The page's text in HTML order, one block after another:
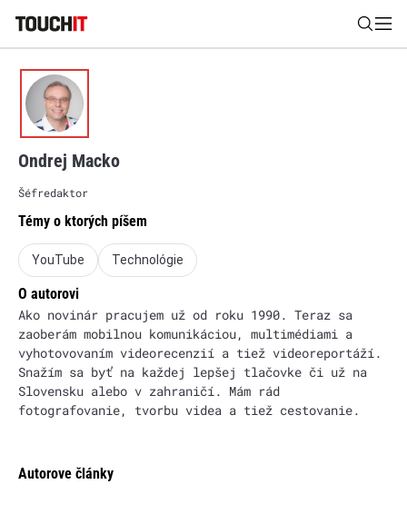
Výsledky vyhľadávania
Zadajte frázu pre vyhľadanie
Ondrej Macko
Šéfredaktor
Témy o ktorých píšem
YouTube Technológie
O autorovi
Ako novinár pracujem už od roku 1990. Teraz sa
zaoberám mobilnou komunikáciou, multimédiami a
vyhotovovaním videorecenzií a tiež videoreportáží.
Snažím sa byť na každej lepšej tlačovke či už na
Slovensku alebo v zahraničí. Mám rád
fotografovanie, tvorbu videa a tiež cestovanie.
Autorove články